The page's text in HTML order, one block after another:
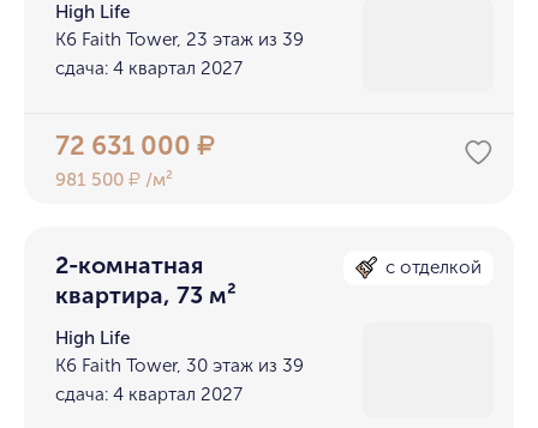
High Life
K6 Faith Tower, 23 этаж из 39
сдача: 4 квартал 2027
72 631 000₽
981 500₽ /м²
2-комнатная
квартира, 73 м²
с отделкой
High Life
K6 Faith Tower, 30 этаж из 39
сдача: 4 квартал 2027